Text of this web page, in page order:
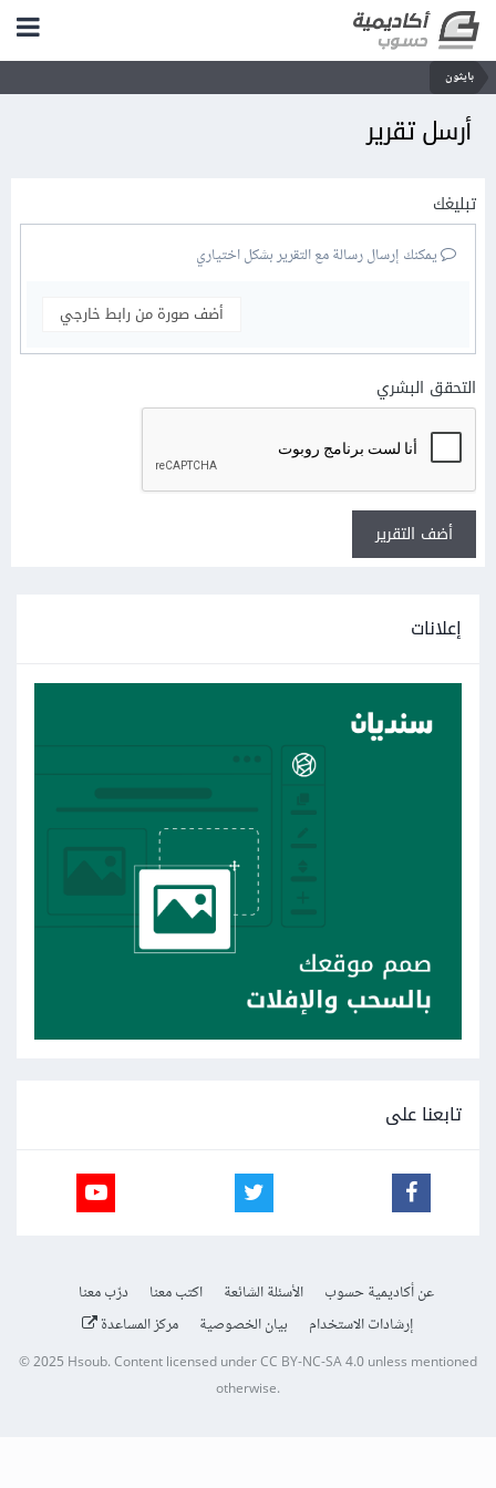
بايثون
أرسل تقرير
تبليغك
يمكنك إرسال رسالة مع التقرير بشكل اختياري
أضف صورة من رابط خارجي
التحقق البشري
أضف التقرير
إعلانات
تابعنا على
عن أكاديمية حسوب الأسئلة الشائعة اكتب معنا
درّب معنا
إرشادات الاستخدام
بيان الخصوصية مركز المساعدة
© 2025 Hsoub.Content licensed underCC BY-NC-SA 4.0unless mentioned
otherwise.